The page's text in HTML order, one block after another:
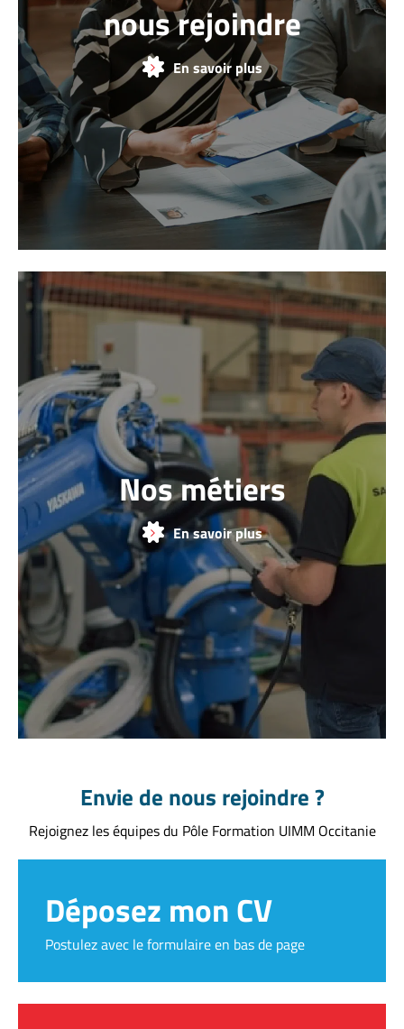
nous rejoindre
En savoir plus
Nos métiers
En savoir plus
Envie de nous rejoindre ?
Rejoignez les équipes du Pôle Formation UIMM Occitanie
Déposez mon CV
Postulez avec le formulaire en bas de page